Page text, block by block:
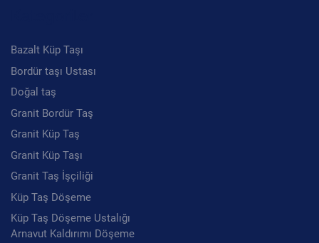
Bazalt Küp Taşı
Bordür taşı Ustası
Doğal taş
Granit Bordür Taş
Granit Küp Taş
Granit Küp Taşı
Granit Taş İşçiliği
Küp Taş Döşeme
Küp Taş Döşeme Ustalığı
Arnavut Kaldırımı Döşeme